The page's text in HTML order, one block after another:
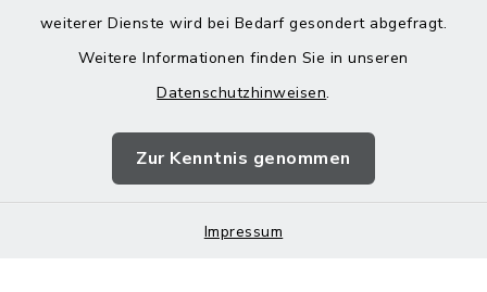
weiterer Dienste wird bei Bedarf gesondert abgefragt.
Weitere Informationen finden Sie in unseren
Datenschutzhinweisen.
Zur Kenntnis genommen
Impressum
Barrierefreiheit
Impressum
Sitemap